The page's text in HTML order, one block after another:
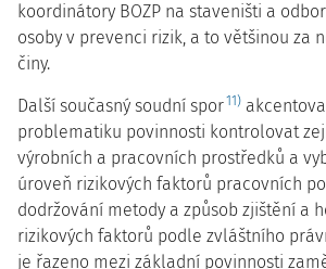
koordinátory BOZP na staveništi a
osoby v prevenci rizik, a to většinou za
činy.
Další současný soudní spor11)
problematiku povinnosti kontrolovat
výrobních a pracovních prostředků a
úroveň rizikových faktorů pracovních
dodržování metody a způsob zjištění a
rizikových faktorů podle zvláštního
je řazeno mezi základní povinnosti